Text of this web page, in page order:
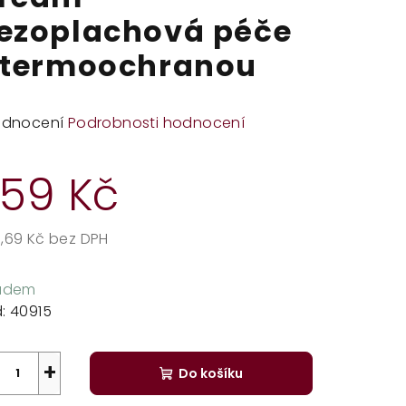
péče
Podrobnosti hodnocení
Kč
Kč bez DPH
40915
+ Do košíku